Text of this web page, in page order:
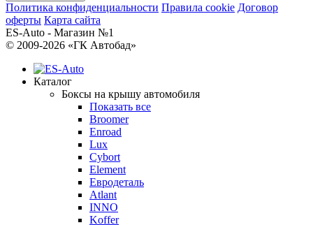
Политика конфиденциальности Правила cookie Договор
оферты Карта сайта
ES-Auto - Магазин №1
© 2009-2026 «ГК Автобад»
Каталог
Боксы на крышу автомобиля
Показать все
Broomer
Enroad
Lux
Cybort
Element
Евродеталь
Atlant
INNO
Koffer